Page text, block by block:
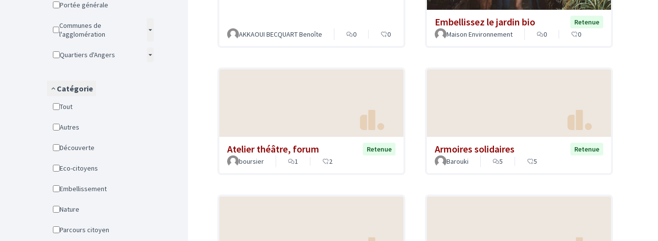
Portée générale
Communes de
l'agglomération
Quartiers d'Angers
Catégorie
Tout
Autres
Découverte
Eco-citoyens
Embellissement
Nature
Parcours citoyen
AKKAOUI BECQUART Benoîte 0 0
Embellissez le jardin bio
Retenue
Maison Environnement
0 0
Atelier théâtre, forum
Retenue
boursier
1 2
Armoires solidaires
Retenue
Barouki
5 5